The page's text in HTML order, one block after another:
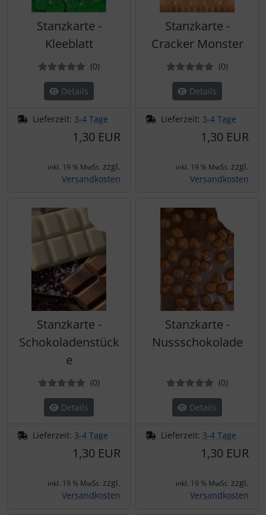
Stanzkarte -
Kleeblatt
(0Bewertungen
)
Details
Lieferzeit: 3-4 Tage
1,30 EUR
inkl. 19 % MwSt. zzgl.
Versandkosten
Stanzkarte -
Cracker Monster
(0)
Details
Lieferzeit: 3-4 Tage
1,30 EUR
inkl. 19 % MwSt. zzgl.
Versandkosten
Stanzkarte -
Schokoladenstück
e
(0Bewertungen
)
Details
Lieferzeit: 3-4 Tage
1,30 EUR
inkl. 19 % MwSt. zzgl.
Versandkosten
Stanzkarte -
Nussschokolade
(0)
Details
Lieferzeit: 3-4 Tage
1,30 EUR
inkl. 19 % MwSt. zzgl.
Versandkosten